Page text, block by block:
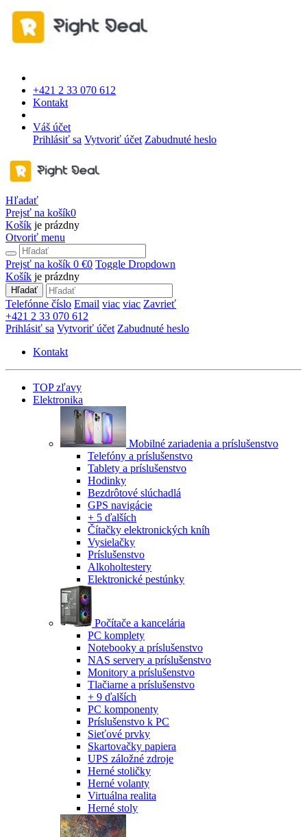
+421 2 33 070 612
Kontakt
Váš účet
Prihlásiť sa Vytvoriť účet Zabudnuté heslo
Hľadať
Prejsť na košík0
Košík je prázdny
Otvoriť menu
Prejsť na košík 0 €0 Toggle Dropdown
Košík je prázdny
Hľadať
Telefónne číslo Email viac viac Zavrieť
+421 2 33 070 612
Prihlásiť sa Vytvoriť účet Zabudnuté heslo
Kontakt
TOP zľavy
Elektronika
Mobilné zariadenia a príslušenstvo
Telefóny a príslušenstvo
Tablety a príslušenstvo
Hodinky
Bezdrôtové slúchadlá
GPS navigácie
+ 5 ďalších
Čítačky elektronických kníh
Vysielačky
Príslušenstvo
Alkoholtestery
Elektronické pestúnky
Počítače a kancelária
PC komplety
Notebooky a príslušenstvo
NAS servery a príslušenstvo
Monitory a príslušenstvo
Tlačiarne a príslušenstvo
+ 9 ďalších
PC komponenty
Príslušenstvo k PC
Sieťové prvky
Skartovačky papiera
UPS záložné zdroje
Herné stoličky
Herné volanty
Virtuálna realita
Herné stoly